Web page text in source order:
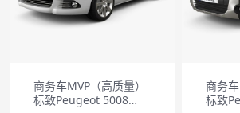
商务车MVP（高质量）
标致Peugeot 5008
商务车
标致